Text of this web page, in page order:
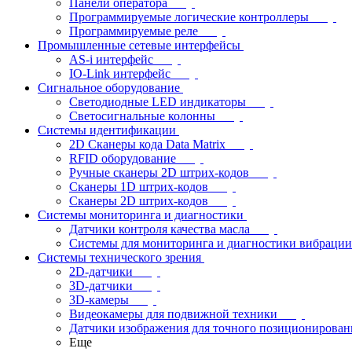
Панели оператора
Программируемые логические контроллеры
Программируемые реле
Промышленные сетевые интерфейсы
AS-i интерфейс
IO-Link интерфейс
Сигнальное оборудование
Светодиодные LED индикаторы
Светосигнальные колонны
Системы идентификации
2D Сканеры кода Data Matrix
RFID оборудование
Ручные сканеры 2D штрих-кодов
Сканеры 1D штрих-кодов
Сканеры 2D штрих-кодов
Системы мониторинга и диагностики
Датчики контроля качества масла
Системы для мониторинга и диагностики вибрации
Системы технического зрения
2D-датчики
3D-датчики
3D-камеры
Видеокамеры для подвижной техники
Датчики изображения для точного
Еще